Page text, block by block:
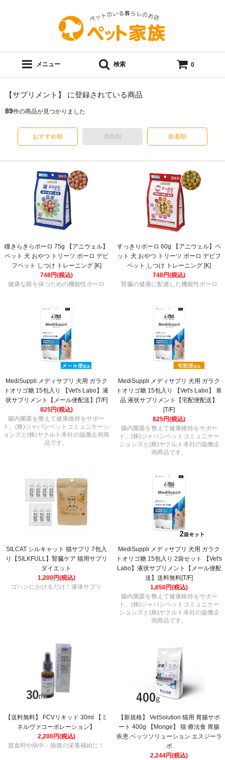
メニュー 検索 0
【サプリメント】 に登録されている商品
89件の商品が見つかりました
おすすめ順 価格順 新着順
瞳きらきらボーロ 75g 【アニウェル】
ペット 犬 おやつ トリーツ ボーロ デビ
フペット しつけ トレーニング [K]
748円(税込)
健康な眼を保つための機能性ボーロ
すっきりボーロ 60g 【アニウェル】ペ
ット 犬 おやつ トリーツ ボーロ デビフ
ペット しつけ トレーニング [K]
748円(税込)
腎臓の健康に配慮した機能性ボーロ
MediSuppli メディサプリ 犬用 ガラク
トオリゴ糖 15包入り 【Vet's Labo】液
状サプリメント【メール便配送】[T/F]
825円(税込)
腸内菌叢を整えて健康維持をサポー
ト。(株)ジャパンペットコミュニケーシ
ョンズと(株)ヤクルト本社の協働企画商
品です。
MediSuppli メディサプリ 犬用 ガラク
トオリゴ糖 15包入り 【Vet's Labo】 単
品 液状サプリメント【宅配便配送】
[T/F]
825円(税込)
腸内菌叢を整えて健康維持をサポー
ト。(株)ジャパンペットコミュニケー
ションズと(株)ヤクルト本社の協働企
画商品です。
SILCAT シルキャット 猫サプリ 7包入
り【SILKFULL】腎臓ケア 猫用サプリ
ダイエット
1,200円(税込)
ゴハンにかけるだけ！液体サプリ
MediSuppli メディサプリ 犬用 ガラク
トオリゴ糖 15包入り 2袋セット 【Vet's
Labo】液状サプリメント【メール便配
送】送料無料[T/F]
1,650円(税込)
腸内菌叢を整えて健康維持をサポー
ト。(株)ジャパンペットコミュニケー
ションズと(株)ヤクルト本社の協働企
画商品です。
【送料無料】 FCVリキッド 30ml 【ミ
ネルヴァコーポレーション】
2,200円(税込)
貧血時や病中・病後の栄養補給に！
【新規格】 VetSolution 猫用 胃腸サポ
ート 400g 【Monge】 猫 療法食 胃腸
疾患 ベッツソリューション エスジーラ
ボ
2,244円(税込)